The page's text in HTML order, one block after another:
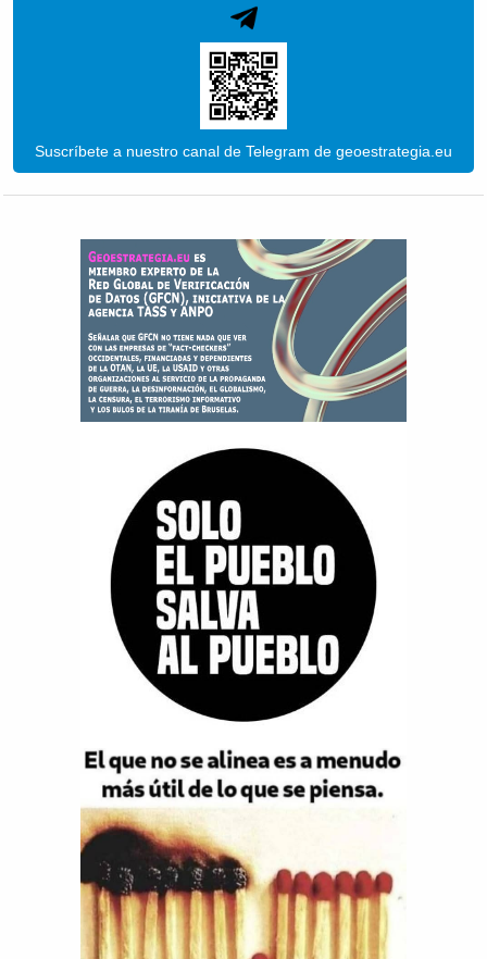
Suscríbete a nuestro canal de Telegram de geoestrategia.eu